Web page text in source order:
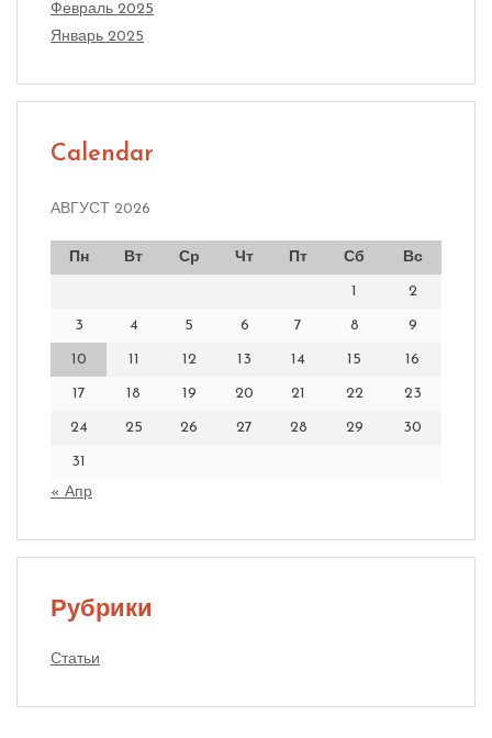
Февраль 2025
Январь 2025
Calendar
АВГУСТ 2026
Пн Вт Ср Чт Пт Сб Вс
1 2
3 4 5 6 7 8 9
10 11 12 13 14 15 16
17 18 19 20 21 22 23
24 25 26 27 28 29 30
31
« Апр
Рубрики
Статьи